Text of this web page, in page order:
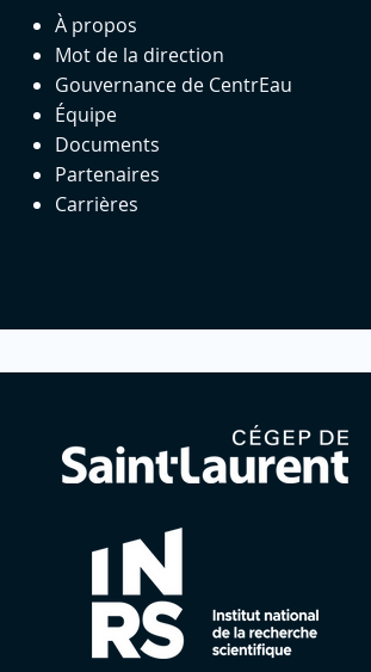
À propos
Mot de la direction
Gouvernance de CentrEau
Équipe
Documents
Partenaires
Carrières